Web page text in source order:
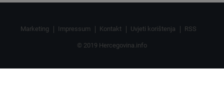
Marketing Impressum Kontakt Uvjeti korištenja RSS
© 2019 Hercegovina.info